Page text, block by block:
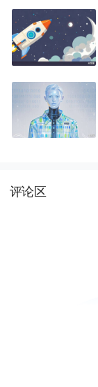
评论区